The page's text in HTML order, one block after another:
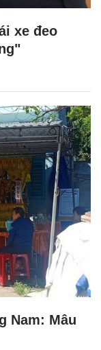
xe đeo
Nam: Mâu